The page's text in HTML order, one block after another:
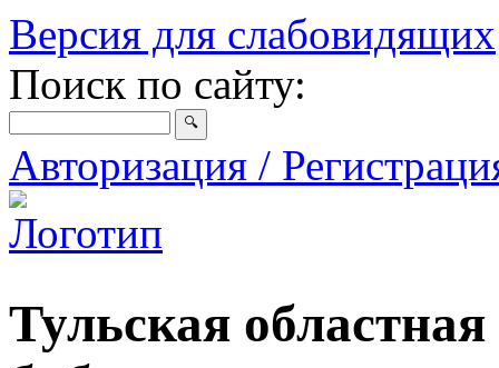
Версия для слабовидящих
Поиск по сайту:
Авторизация /
Тульская